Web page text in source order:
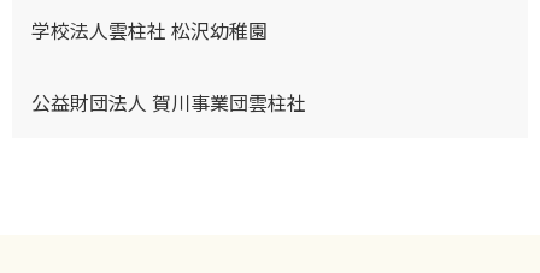
学校法人雲柱社 松沢幼稚園
公益財団法人 賀川事業団雲柱社